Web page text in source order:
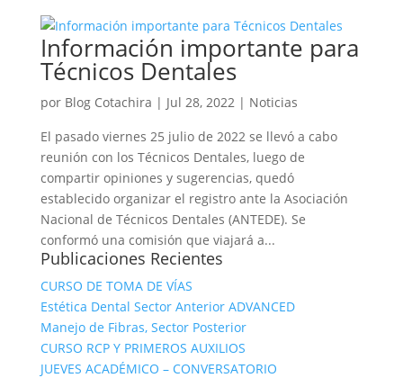
Información importante para
Técnicos Dentales
por Blog Cotachira | Jul 28, 2022| Noticias
El pasado viernes 25 julio de 2022 se llevó a cabo
reunión con los Técnicos Dentales, luego de
compartir opiniones y sugerencias, quedó
establecido organizar el registro ante la Asociación
Nacional de Técnicos Dentales (ANTEDE). Se
conformó una comisión que viajará a...
Publicaciones Recientes
CURSO DE TOMA DE VÍAS
Estética Dental Sector Anterior ADVANCED
Manejo de Fibras, Sector Posterior
CURSO RCP Y PRIMEROS AUXILIOS
JUEVES ACADÉMICO – CONVERSATORIO